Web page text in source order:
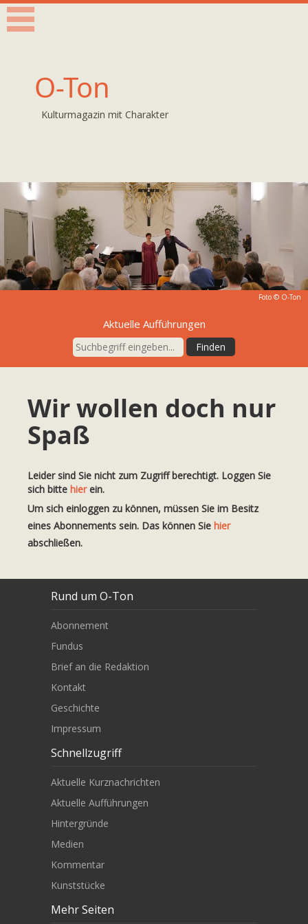
O-Ton
Kulturmagazin mit Charakter
Foto © O-Ton
Aktuelle Aufführungen
Wir wollen doch nur
Spaß
Leider sind Sie nicht zum Zugriff berechtigt. Loggen Sie
sich bitte hierein.
Um sich einloggen zu können, müssen Sie im Besitz
eines Abonnements sein. Das können Sie hier
abschließen.
Rund um O-Ton
Abonnement
Fundus
Brief an die Redaktion
Kontakt
Geschichte
Impressum
Schnellzugriff
Aktuelle Kurznachrichten
Aktuelle Aufführungen
Hintergründe
Medien
Kommentar
Kunststücke
Mehr Seiten